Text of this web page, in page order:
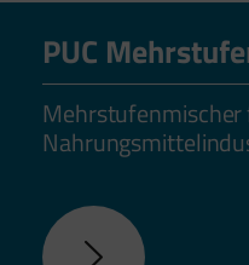
PUC
Mehrstufenmischer